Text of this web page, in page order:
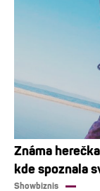
Známa
kde spoznala
Showbiznis